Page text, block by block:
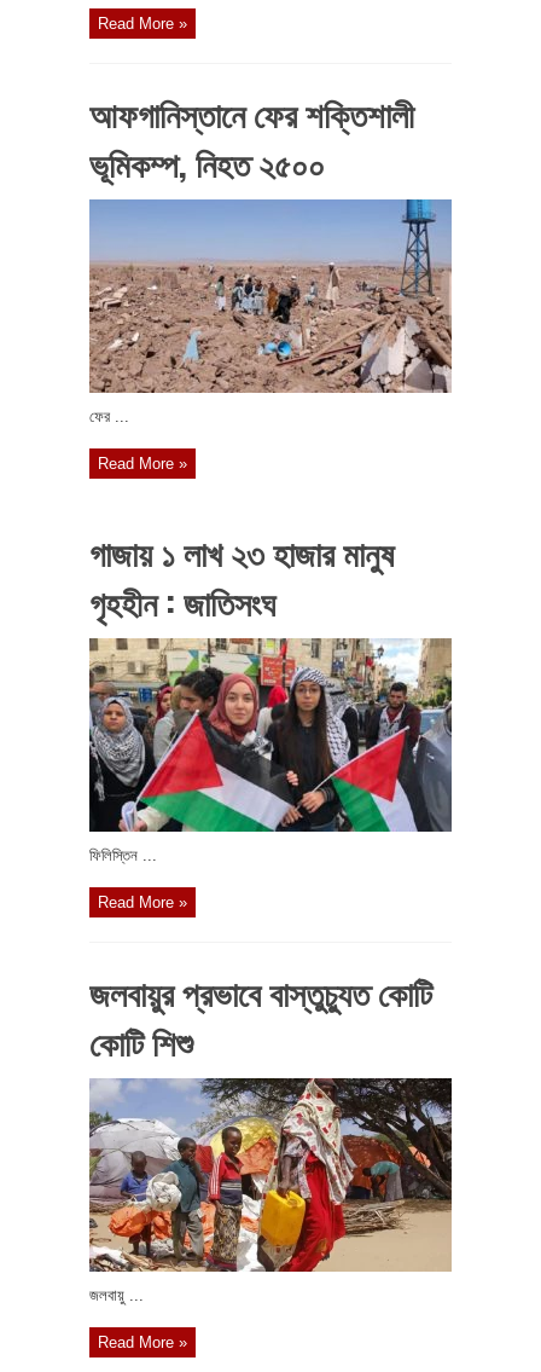
Read More »
আফগানিস্তানে ফের শক্তিশালী
ভূমিকম্প, নিহত ২৫০০
ফের ...
Read More »
গাজায় ১ লাখ ২৩ হাজার মানুষ
গৃহহীন : জাতিসংঘ
ফিলিস্তিন ...
Read More »
জলবায়ুর প্রভাবে বাস্তুচ্যুত কোটি
কোটি শিশু
জলবায়ু ...
Read More »